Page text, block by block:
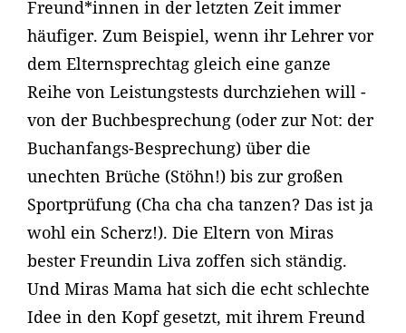
Freund*innen in der letzten Zeit immer
häufiger. Zum Beispiel, wenn ihr Lehrer vor
dem Elternsprechtag gleich eine ganze
Reihe von Leistungstests durchziehen will -
von der Buchbesprechung (oder zur Not: der
Buchanfangs-Besprechung) über die
unechten Brüche (Stöhn!) bis zur großen
Sportprüfung (Cha cha cha tanzen? Das ist ja
wohl ein Scherz!). Die Eltern von Miras
bester Freundin Liva zoffen sich ständig.
Und Miras Mama hat sich die echt schlechte
Idee in den Kopf gesetzt, mit ihrem Freund